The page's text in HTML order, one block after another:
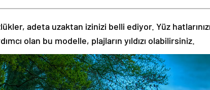
adeta uzaktan izinizi belli ediyor. Yüz hatlarınızı
olan bu modelle, plajların yıldızı olabilirsiniz.